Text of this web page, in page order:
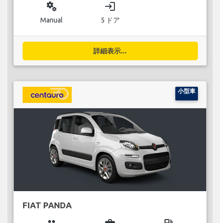
miscellaneous_services
Manual
login
5 ドア
詳細表示...
小型車
FIAT PANDA